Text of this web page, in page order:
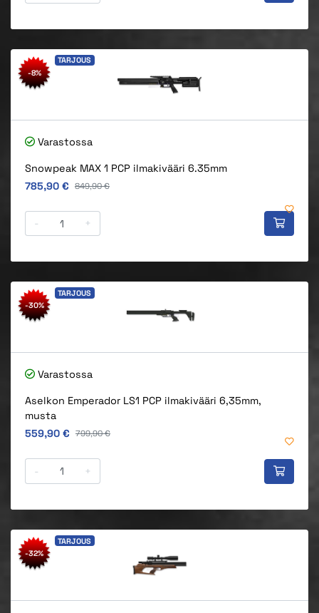
-8%
TARJOUS
Varastossa
Snowpeak MAX 1 PCP ilmakivääri 6.35mm
Alkuperäinen hinta
785,90 € Alkuperäinen hinta
849,90 €
- +
-30%
TARJOUS
Varastossa
Aselkon Emperador LS1 PCP ilmakivääri 6,35mm,
musta
Alkuperäinen hinta
559,90 € Alkuperäinen hinta
799,90 €
- +
-32%
TARJOUS